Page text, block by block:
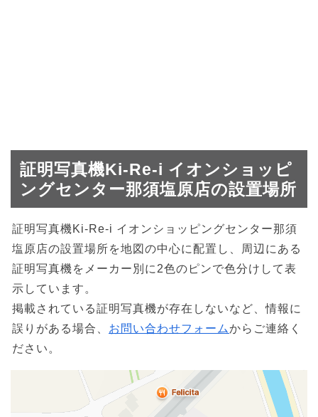
証明写真機Ki-Re-i イオンショッピ
ングセンター那須塩原店の設置場所
証明写真機Ki-Re-i イオンショッピングセンター那須
塩原店の設置場所を地図の中心に配置し、周辺にある
証明写真機をメーカー別に2色のピンで色分けして表
示しています。
掲載されている証明写真機が存在しないなど、情報に
誤りがある場合、 お問い合わせフォームからご連絡く
ださい。